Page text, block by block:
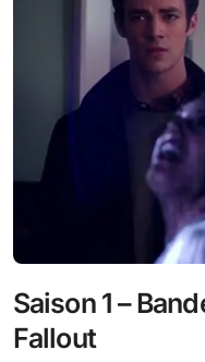
Saison 1 –
Fallout